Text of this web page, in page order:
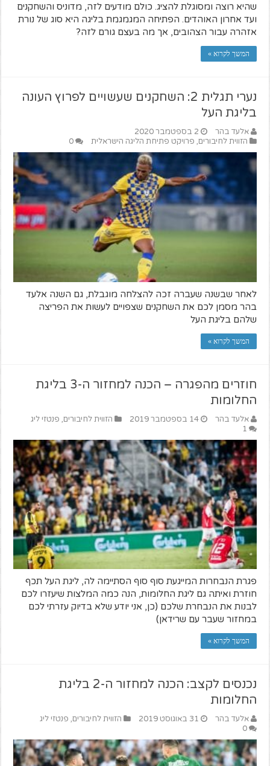
שהיא רוצה ומסוגלת להציג. כולם מודעים לזה, מדוניס והשחקנים
ועד אחרון האוהדים. הפתיחה המגמגמת בליגה היא סוג של נורת
אזהרה עבור הצהובים, אך מה בעצם גורם לזה?
המשך לקרוא »
נערי תגלית 2: השחקנים שעשויים לפרוץ העונה
בליגת העל
אלעד בהר
2 בספטמבר 2020
הזווית לחיבורים, פרויקט פתיחת הליגה הישראלית 0
לאחר שבשנה שעברה זכה להצלחה מוגבלת, גם השנה אלעד
בהר מסמן לכם את השחקנים שצפויים לעשות את הפריצה
שלהם בליגת העל
המשך לקרוא »
חוזרים מהפגרה – הכנה למחזור ה-3 בליגת
החלומות
אלעד בהר 14 בספטמבר 2019 הזווית לחיבורים, פנטזי ליג
1
פגרת הנבחרות המייגעת סוף סוף הסתיימה לה, ליגת העל תכף
חוזרת ואיתה גם ליגת החלומות, הנה כמה המלצות שיעזרו לכם
לבנות את הנבחרת שלכם (כן, אני יודע שלא בדיוק עזרתי לכם
במחזור שעבר עם שרידאן)
המשך לקרוא »
נכנסים לקצב: הכנה למחזור ה-2 בליגת
החלומות
אלעד בהר 31 באוגוסט 2019 הזווית לחיבורים, פנטזי ליג
0